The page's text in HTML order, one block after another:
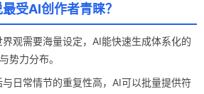
受AI创作者青睐？
界观需要海量设定，AI能快速生成体系化的
势力分布。
与日常情节的重复性高，AI可以批量提供符